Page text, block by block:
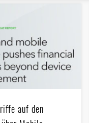
auf den